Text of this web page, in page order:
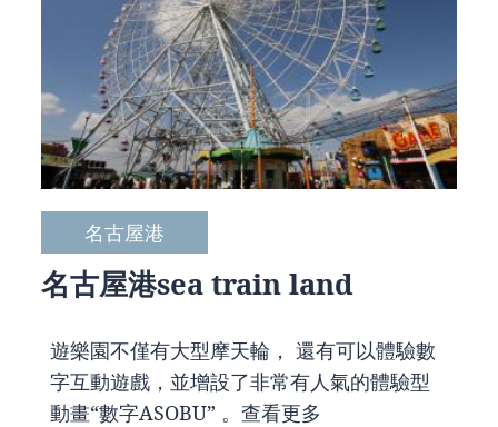
名古屋港
名古屋港sea train land
遊樂園不僅有大型摩天輪， 還有可以體驗數
字互動遊戲，並增設了非常有人氣的體驗型
動畫“數字ASOBU” 。 查看更多